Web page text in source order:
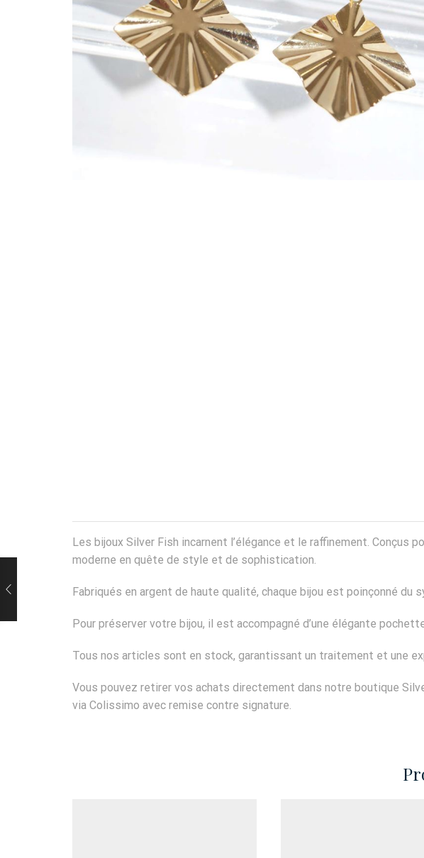
Les bijoux Silver Fish incarnent l’élégance et le raffinement.
moderne en quête de style et de sophistication.
Fabriqués en argent de haute qualité, chaque bijou est poinçonné du
Pour préserver votre bijou, il est accompagné d’une élégante
Tous nos articles sont en stock, garantissant un traitement et une
Vous pouvez retirer vos achats directement dans notre boutique
via Colissimo avec remise contre signature.